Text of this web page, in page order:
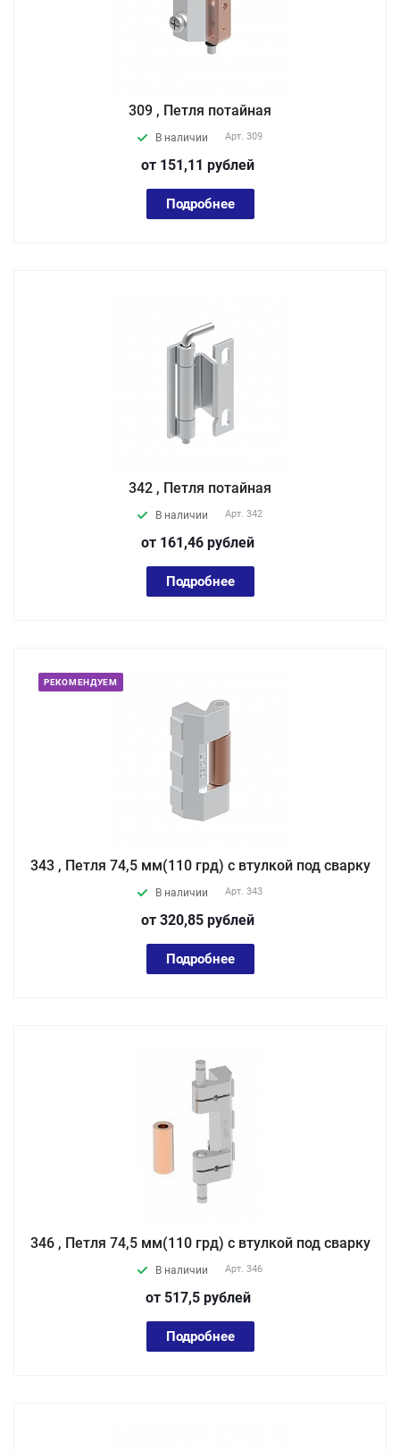
309 , Петля потайная
В наличии Арт. 309
от 151,11 рублей
Подробнее
342 , Петля потайная
В наличии Арт. 342
от 161,46 рублей
Подробнее
РЕКОМЕНДУЕМ
343 , Петля 74,5 мм(110 грд) с втулкой под сварку
В наличии Арт. 343
от 320,85 рублей
Подробнее
346 , Петля 74,5 мм(110 грд) с втулкой под сварку
В наличии Арт. 346
от 517,5 рублей
Подробнее